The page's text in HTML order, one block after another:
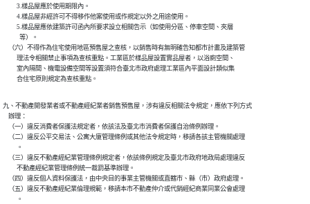
          3.樣品屋應於使用期限內。
          4.樣品屋非經許可不得移作他案使用或作規定以外之用途使用。
          5.樣品屋應依建築許可函內所要求設立相關告示（如使用分區、停車空間、夾層
            等）。
    （六）不得作為住宅使用地區預售屋之查核，以銷售時有無明確告知都市計畫及建築管
          理法令相關禁止事項為查核重點。工業區於樣品屋設置實品屋者，以浴廁空間、
          室內隔間、機電設備空間等設置須符合臺北市政府處理工業區內平面設計類似集
          合住宅原則規定為查核重點。
九、不動產開發業者或不動產經紀業者銷售預售屋，涉有違反相關法令規定，應依下列方式
    辦理：
    （一）違反消費者保護法規定者，依該法及臺北市消費者保護自治條例辦理。
    （二）違反公平交易法、公寓大廈管理條例或其他法令規定時，移請各該主管機關處理
          。
    （三）違反不動產經紀業管理條例規定者，依該條例規定及臺北市政府地政局處理違反
          不動產經紀業管理條例統一裁罰基準辦理。
    （四）違反個人資料保護法，由中央目的事業主管機關或直轄市、縣（市）政府處理。
    （五）違反不動產經紀業倫理規範，移請本市不動產仲介或代銷經紀商業同業公會處理
          。